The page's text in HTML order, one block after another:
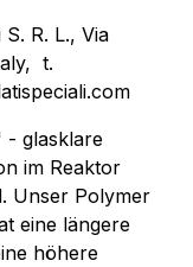
R. L., Via
t.
- glasklare
im Reaktor
Unser Polymer
eine längere
höhere